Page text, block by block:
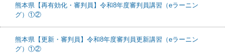
熊本県【再有効化・審判員】令和8年度審判員講習（eラーニン
グ）①②
熊本県【更新・審判員】令和8年度審判員更新講習（eラーニン
グ）①②